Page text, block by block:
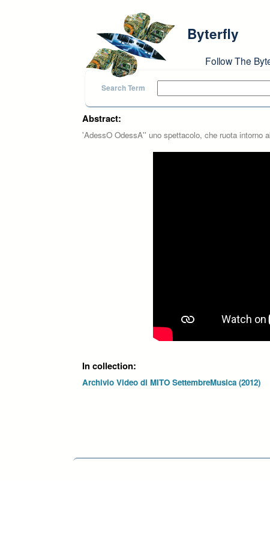
Byterfly
Follow The
Search Term
Abstract:
'AdessO OdessA'' uno spettacolo, che ruota intorno
In collection:
Archivio Video di MITO SettembreMusica (2012)